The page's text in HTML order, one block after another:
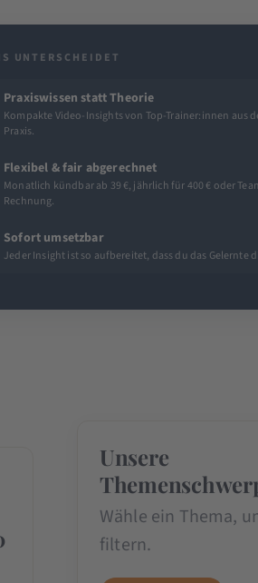
UNTERSCHEIDET
Praxiswissen statt Theorie
Kompakte Video-Insights von Top-Trainer:innen aus
Praxis.
Flexibel & fair abgerechnet
Monatlich kündbar ab 39 €, jährlich für 400 € oder
Rechnung.
Sofort umsetzbar
Jeder Insight ist so aufbereitet, dass du das Gelernte
Unsere
Wähle ein Thema,
filtern.